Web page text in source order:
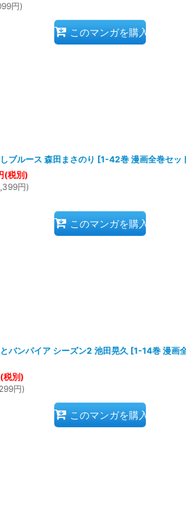
円)
このマンガを購入
ブルース 森田まさのり [1-42巻 漫画全巻セッ
(税別)
円)
このマンガを購入
バンパイア シーズン2 池田晃久 [1-14巻 漫画
(税別)
円)
このマンガを購入